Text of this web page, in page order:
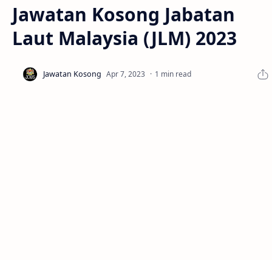
Jawatan Kosong Jabatan
Laut Malaysia (JLM) 2023
1 min read